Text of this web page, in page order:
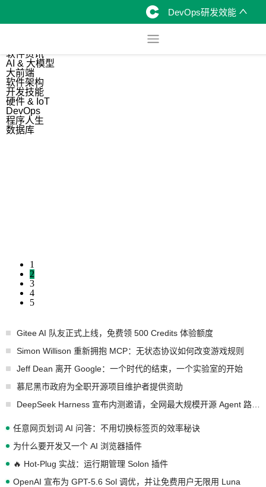
DevOps研发效能
软件资讯
AI & 大模型
大前端
软件架构
开发技能
硬件 & IoT
DevOps
程序人生
数据库
1
2
3
4
5
Gitee AI 队友正式上线，免费领 500 Credits 体验额度
Simon Willison 重新拥抱 MCP：无状态协议如何改变游戏规则
Jeff Dean 离开 Google：一个时代的结束，一个实验室的开始
慕尼黑市政府为全职开源项目维护者提供资助
任意网页划词 AI 问答：不用切换标签页的效率秘诀
为什么要开发又一个 AI 浏览器插件
🔥 Hot-Plug 实战：运行期管理 Solon 插件
OpenAI 宣布为 GPT-5.6 Sol 调优，并让免费用户无限用 Luna